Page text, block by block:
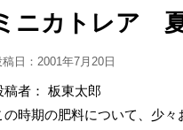
ニカトレア
日： 2001年7月20日
稿者： 板東太郎
の時期の肥料について、少